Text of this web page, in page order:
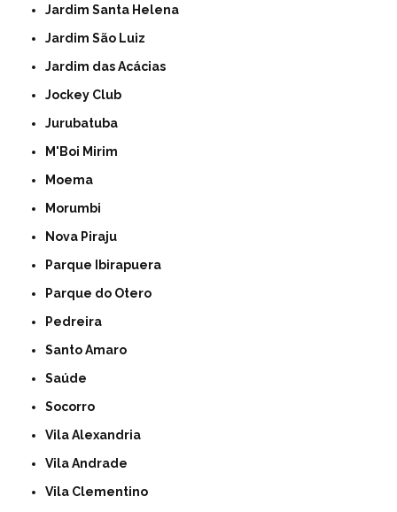
Jardim Santa Helena
Jardim São Luiz
Jardim das Acácias
Jockey Club
Jurubatuba
M'Boi Mirim
Moema
Morumbi
Nova Piraju
Parque Ibirapuera
Parque do Otero
Pedreira
Santo Amaro
Saúde
Socorro
Vila Alexandria
Vila Andrade
Vila Clementino